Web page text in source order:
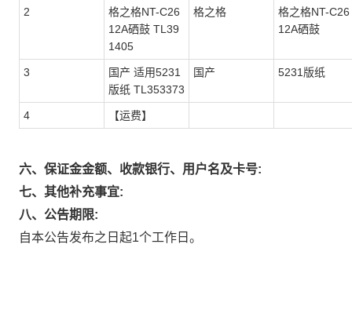
2
格之格NT-C26
12A硒鼓 TL39
1405
格之格
格之格NT-C26
12A硒鼓
3
国产 适用5231
版纸 TL353373
国产 5231版纸
4 【运费】
六、保证金金额、收款银行、用户名及卡号:
七、其他补充事宜:
八、公告期限:
自本公告发布之日起1个工作日。